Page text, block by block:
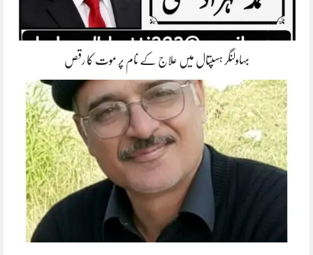
بہاولنگر ہسپتال میں علاج کے نام پر موت کا رقص